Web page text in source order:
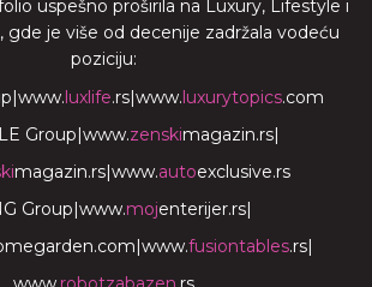
uspešno proširila na Luxury, Lifestyle i
gde je više od decenije zadržala vodeću
poziciju:
www. luxlife.rs| www. luxurytopics.com
Group www.zenskimagazin.rs
magazin.rs| www.autoexclusive.rs
Group www.mojenterijer.rs
www.fusiontables.rs